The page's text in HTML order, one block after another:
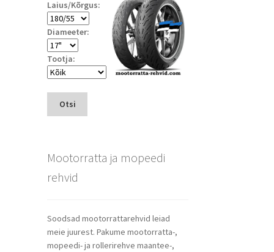
Laius/Kõrgus:
Diameeter:
Tootja:
Otsi
Mootorratta ja mopeedi
rehvid
Soodsad mootorrattarehvid leiad
meie juurest. Pakume mootorratta-,
mopeedi- ja rollerirehve maantee-,